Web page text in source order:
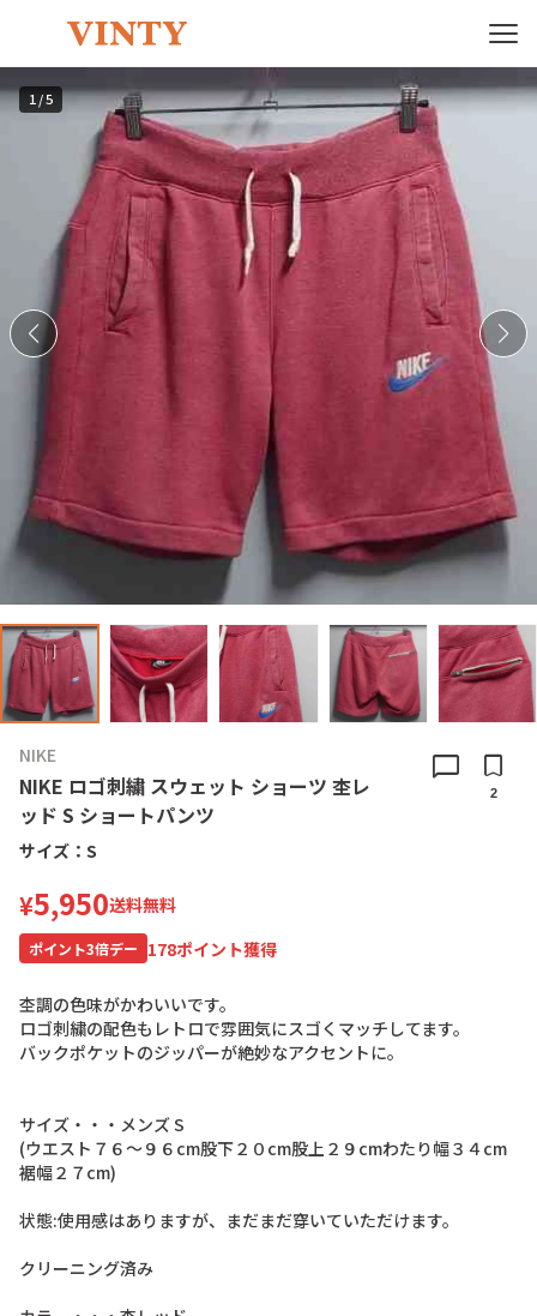
1 /5
NIKE
NIKE ロゴ刺繍 スウェット ショーツ 杢レ
ッド S ショートパンツ
chat_bubble bookmark
2
サイズ： S
¥5,950送料無料
ポイント3倍デー 178ポイント獲得
杢調の色味がかわいいです。
ロゴ刺繍の配色も レ ト ロで雰囲気にスゴく マッチ してます。
バックポケッ トのジッパーが絶妙なアクセン トに。
サイズ ・ ・ ・ メンズS
(ウエス ト ７ ６〜 ９ ６ cm股下２ ０ cm股上 ２ ９ cmわたり幅３ ４ cm
裾幅２ ７ cm)
状態:使用感はあり ますが、 まだまだ穿いていただけます。
ク リ ーニング済み